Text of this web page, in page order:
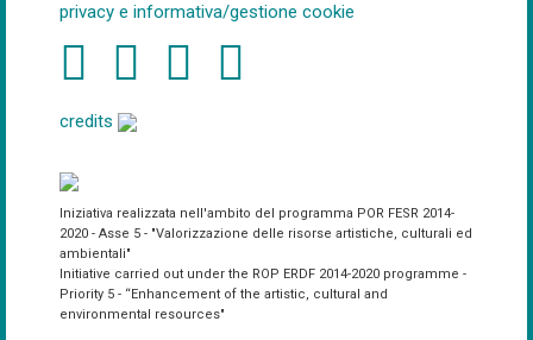
privacy e informativa/gestione cookie
credits
Iniziativa realizzata nell'ambito del programma POR FESR 2014-
2020 - Asse 5 - "Valorizzazione delle risorse artistiche, culturali ed
ambientali"
Initiative carried out under the ROP ERDF 2014-2020 programme -
Priority 5 - “Enhancement of the artistic, cultural and
environmental resources"